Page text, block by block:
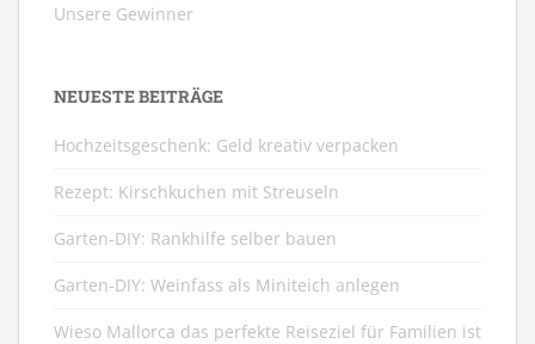
Unsere Gewinner
NEUESTE BEITRÄGE
Hochzeitsgeschenk: Geld kreativ verpacken
Rezept: Kirschkuchen mit Streuseln
Garten-DIY: Rankhilfe selber bauen
Garten-DIY: Weinfass als Miniteich anlegen
Wieso Mallorca das perfekte Reiseziel für Familien ist